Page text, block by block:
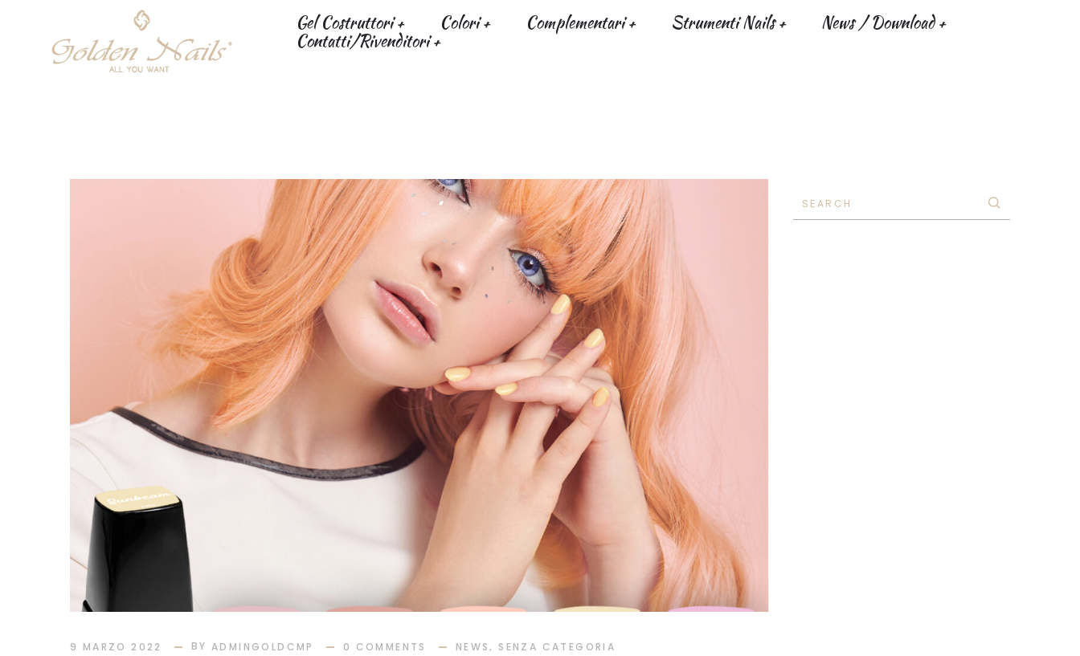
Gel Costruttori Colori Complementari Strumenti Nails News / Download
Contatti/Rivenditori
9 MARZO 2022 BY ADMINGOLDCMP 0 COMMENTS NEWS, SENZA CATEGORIA
SEARCH